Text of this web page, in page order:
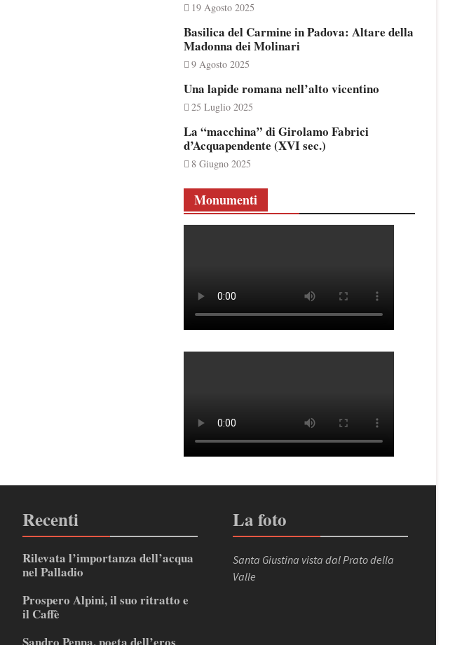
19 Agosto 2025
Basilica del Carmine in Padova: Altare della
Madonna dei Molinari
9 Agosto 2025
Una lapide romana nell’alto vicentino
25 Luglio 2025
La “macchina” di Girolamo Fabrici
d’Acquapendente (XVI sec.)
8 Giugno 2025
Monumenti
Recenti
Rilevata l’importanza dell’acqua
nel Palladio
Prospero Alpini, il suo ritratto e
il Caffè
La foto
Santa Giustina vista dal Prato della
Valle